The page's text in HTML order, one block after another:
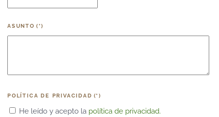
ASUNTO (*)
POLÍTICA DE PRIVACIDAD (*)
He leído y acepto la política de privacidad.